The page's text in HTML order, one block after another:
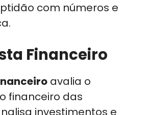
com números e
Financeiro
avalia o
financeiro das
investimentos e